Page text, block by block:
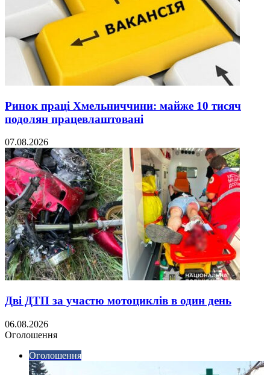
Ринок праці Хмельниччини: майже 10 тисяч
подолян працевлаштовані
07.08.2026
Дві ДТП за участю мотоциклів в один день
06.08.2026
Оголошення
Оголошення